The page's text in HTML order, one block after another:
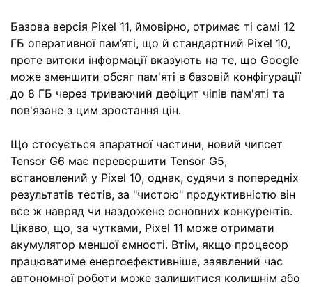
Базова версія Pixel 11, ймовірно, отримає ті самі 12
ГБ оперативної пам’яті, що й стандартний Pixel 10,
проте витоки інформації вказують на те, що Google
може зменшити обсяг пам'яті в базовій конфігурації
до 8 ГБ через триваючий дефіцит чіпів пам'яті та
пов'язане з цим зростання цін.
Що стосується апаратної частини, новий чипсет
Tensor G6 має перевершити Tensor G5,
встановлений у Pixel 10, однак, судячи з попередніх
результатів тестів, за "чистою" продуктивністю він
все ж навряд чи наздожене основних конкурентів.
Цікаво, що, за чутками, Pixel 11 може отримати
акумулятор меншої ємності. Втім, якщо процесор
працюватиме енергоефективніше, заявлений час
автономної роботи може залишитися колишнім або